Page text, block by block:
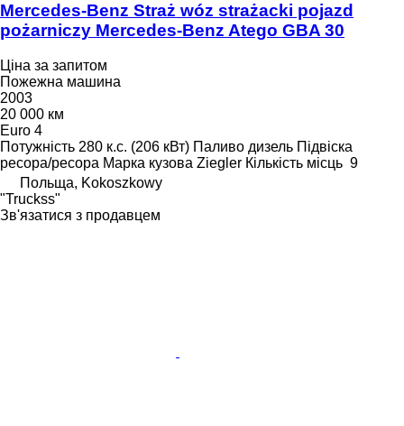
Mercedes-Benz Straż wóz strażacki pojazd
pożarniczy Mercedes-Benz Atego GBA 30
Ціна за запитом
Пожежна машина
2003
20 000 км
Euro 4
Потужність 280 к.с. (206 кВт) Паливо дизель Підвіска
ресора/ресора Марка кузова Ziegler Кількість місць 9
Польща, Kokoszkowy
"Truckss"
Зв'язатися з продавцем